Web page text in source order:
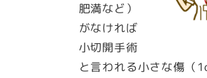
肥満など）
がなければ
小切開手術
と言われる小さな傷（